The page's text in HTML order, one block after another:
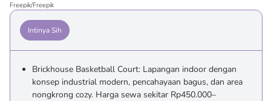
Freepik/Freepik
Intinya Sih
Brickhouse Basketball Court: Lapangan indoor dengan
konsep industrial modern, pencahayaan bagus, dan area
nongkrong cozy. Harga sewa sekitar Rp450.000–